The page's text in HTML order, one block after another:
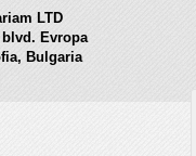
LTD
blvd. Evropa
Bulgaria